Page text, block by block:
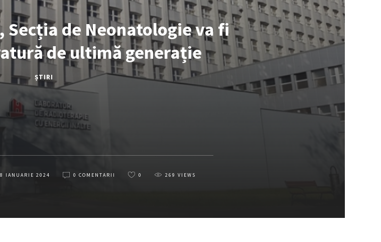
de Neonatologie va fi
de ultimă generație
ȘTIRI
IANUARIE 2024 0 COMENTARII 0 269 VIEWS